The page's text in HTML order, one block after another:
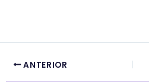
ANTERIOR